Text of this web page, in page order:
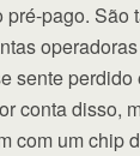
pago. São
sente
conta disso,
com um chip